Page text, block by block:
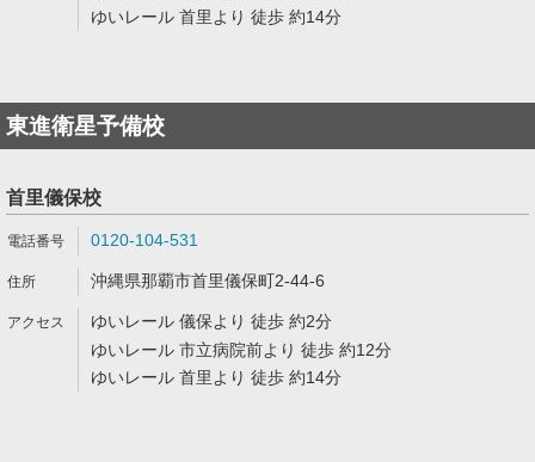
ゆいレール 首里より 徒歩 約14分
東進衛星予備校
首里儀保校
0120-104-531
沖縄県那覇市首里儀保町2-44-6
ゆいレール 儀保より 徒歩 約2分
ゆいレール 市立病院前より 徒歩 約12分
ゆいレール 首里より 徒歩 約14分